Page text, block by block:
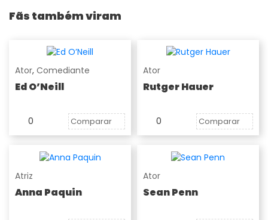
Fãs também viram
Ator, Comediante
Ed O’Neill
0 Comparar
Ator
Rutger Hauer
0 Comparar
Atriz
Anna Paquin
Ator
Sean Penn